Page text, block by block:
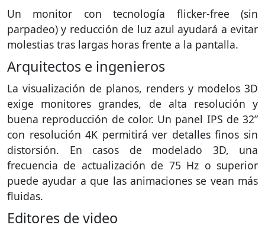
Un monitor con tecnología flicker-free (sin
parpadeo) y reducción de luz azul ayudará a evitar
molestias tras largas horas frente a la pantalla.
Arquitectos e ingenieros
La visualización de planos, renders y modelos 3D
exige monitores grandes, de alta resolución y
buena reproducción de color. Un panel IPS de 32”
con resolución 4K permitirá ver detalles finos sin
distorsión. En casos de modelado 3D, una
frecuencia de actualización de 75 Hz o superior
puede ayudar a que las animaciones se vean más
fluidas.
Editores de video